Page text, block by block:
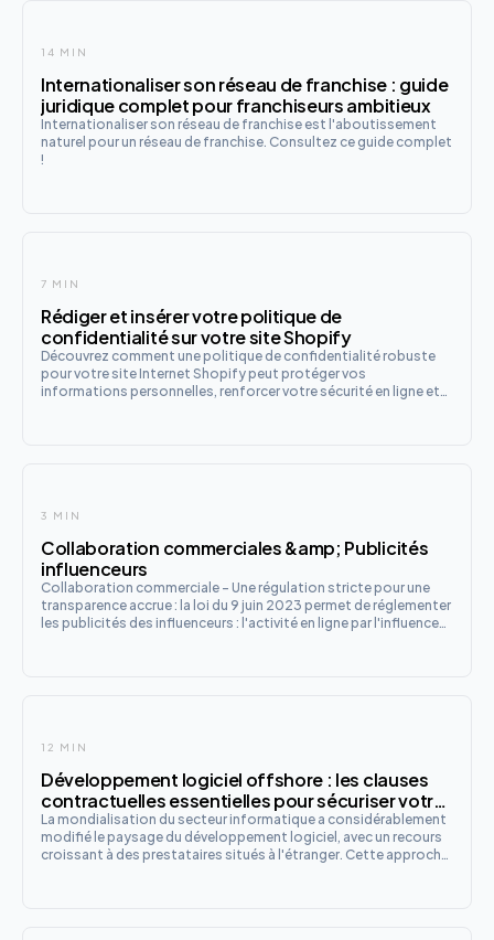
14 MIN
Internationaliser son réseau de franchise : guide
juridique complet pour franchiseurs ambitieux
Internationaliser son réseau de franchise est l'aboutissement
naturel pour un réseau de franchise. Consultez ce guide complet
!
7 MIN
Rédiger et insérer votre politique de
confidentialité sur votre site Shopify
Découvrez comment une politique de confidentialité robuste
pour votre site Internet Shopify peut protéger vos
informations personnelles, renforcer votre sécurité en ligne et
3 MIN
Collaboration commerciales &amp; Publicités
influenceurs
Collaboration commerciale - Une régulation stricte pour une
transparence accrue : la loi du 9 juin 2023 permet de réglementer
les publicités des influenceurs : l'activité en ligne par l'influence
12 MIN
Développement logiciel offshore : les clauses
contractuelles essentielles pour sécuriser votre
projet international
La mondialisation du secteur informatique a considérablement
modifié le paysage du développement logiciel, avec un recours
croissant à des prestataires situés à l'étranger. Cette approche,